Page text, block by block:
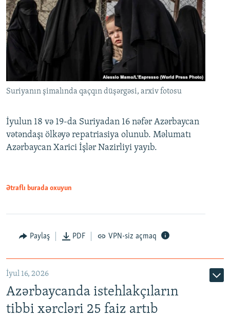
Suriyanın şimalında qaçqın düşərgəsi, arxiv fotosu
İyulun 18 və 19-da Suriyadan 16 nəfər Azərbaycan
vətəndaşı ölkəyə repatriasiya olunub. Məlumatı
Azərbaycan Xarici İşlər Nazirliyi yayıb.
Ətraflı burada oxuyun
Paylaş PDF VPN-siz açmaq
İyul 16, 2026
Azərbaycanda istehlakçıların
tibbi xərcləri 25 faiz artıb